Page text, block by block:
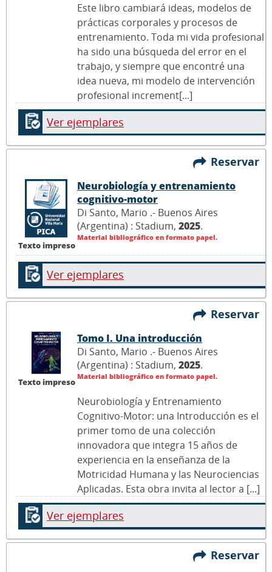
Este libro cambiará ideas, modelos de
prácticas corporales y procesos de
entrenamiento. Toda mi vida profesional
ha sido una búsqueda del error en el
trabajo, y siempre que encontré una
idea nueva, mi modelo de intervención
profesional increment[...]
Ver ejemplares
Reservar
Texto impreso
Neurobiología y entrenamiento
cognitivo-motor
Di Santo, Mario .- Buenos Aires
(Argentina) : Stadium, 2025.
Material bibliográfico en formato papel.
Ver ejemplares
Reservar
Texto impreso
Tomo I. Una introducción
Di Santo, Mario .- Buenos Aires
(Argentina) : Stadium, 2025.
Material bibliográfico en formato papel.
Neurobiología y Entrenamiento
Cognitivo-Motor: una Introducción es el
primer tomo de una colección
innovadora que integra 15 años de
experiencia en la enseñanza de la
Motricidad Humana y las Neurociencias
Aplicadas. Esta obra invita al lector a [...]
Ver ejemplares
Reservar